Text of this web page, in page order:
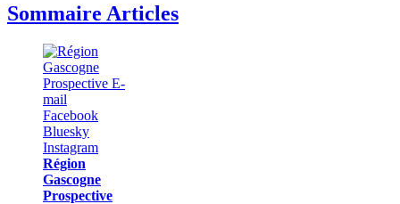
Sommaire Articles
Région
Gascogne
Prospective